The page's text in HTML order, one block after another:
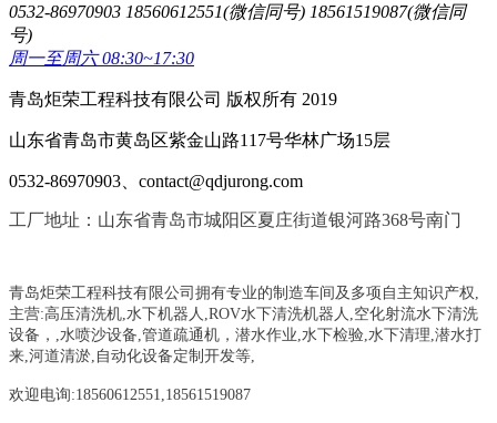
0532-86970903 18560612551(微信同号) 18561519087(微信同
号)
周一至周六 08:30~17:30
青岛炬荣工程科技有限公司 版权所有 2019
山东省青岛市黄岛区紫金山路117号华林广场15层
0532-86970903、contact@qdjurong.com
工厂地址：山东省青岛市城阳区夏庄街道银河路368号南门
青岛炬荣工程科技有限公司拥有专业的制造车间及多项自主知识产权,
主营:高压清洗机,水下机器人,ROV水下清洗机器人,空化射流水下清洗
设备， ,水喷沙设备,管道疏通机 ， 潜水作业,水下检验,水下清理,潜水打
来,河道清淤,自动化设备定制开发等,
欢迎电询:18560612551,18561519087